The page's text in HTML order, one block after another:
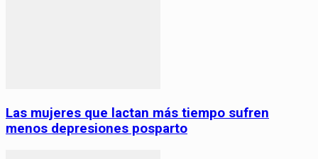
Las mujeres que lactan más tiempo sufren
menos depresiones posparto